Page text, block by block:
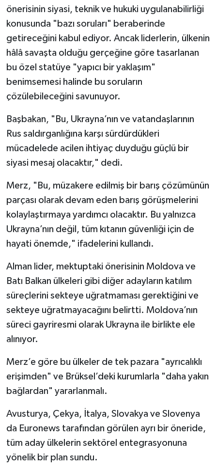
önerisinin siyasi, teknik ve hukuki uygulanabilirliği
konusunda "bazı soruları" beraberinde
getireceğini kabul ediyor. Ancak liderlerin, ülkenin
hâlâ savaşta olduğu gerçeğine göre tasarlanan
bu özel statüye "yapıcı bir yaklaşım"
benimsemesi halinde bu soruların
çözülebileceğini savunuyor.
Başbakan, "Bu, Ukrayna’nın ve vatandaşlarının
Rus saldırganlığına karşı sürdürdükleri
mücadelede acilen ihtiyaç duyduğu güçlü bir
siyasi mesaj olacaktır," dedi.
Merz, "Bu, müzakere edilmiş bir barış çözümünün
parçası olarak devam eden barış görüşmelerini
kolaylaştırmaya yardımcı olacaktır. Bu yalnızca
Ukrayna’nın değil, tüm kıtanın güvenliği için de
hayati önemde," ifadelerini kullandı.
Alman lider, mektuptaki önerisinin Moldova ve
Batı Balkan ülkeleri gibi diğer adayların katılım
süreçlerini sekteye uğratmaması gerektiğini ve
sekteye uğratmayacağını belirtti. Moldova’nın
süreci gayriresmi olarak Ukrayna ile birlikte ele
alınıyor.
Merz’e göre bu ülkeler de tek pazara "ayrıcalıklı
erişimden" ve Brüksel’deki kurumlarla "daha yakın
bağlardan" yararlanmalı.
Avusturya, Çekya, İtalya, Slovakya ve Slovenya
da Euronews tarafından görülen ayrı bir öneride,
tüm aday ülkelerin sektörel entegrasyonuna
yönelik bir plan sundu.